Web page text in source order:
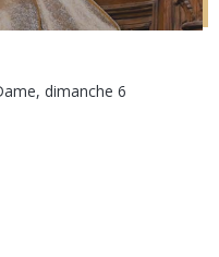
dimanche 6